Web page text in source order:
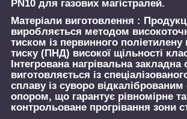
PN10 для газових магістралей.
Матеріали виготовлення :
виробляється методом
тиском із первинного поліетилену
тиску (ПНД) високої щільності
Інтегрована нагрівальна закладна
виготовляється із
сплаву із суворо
опором, що гарантує рівномірне
контрольоване прогрівання зони